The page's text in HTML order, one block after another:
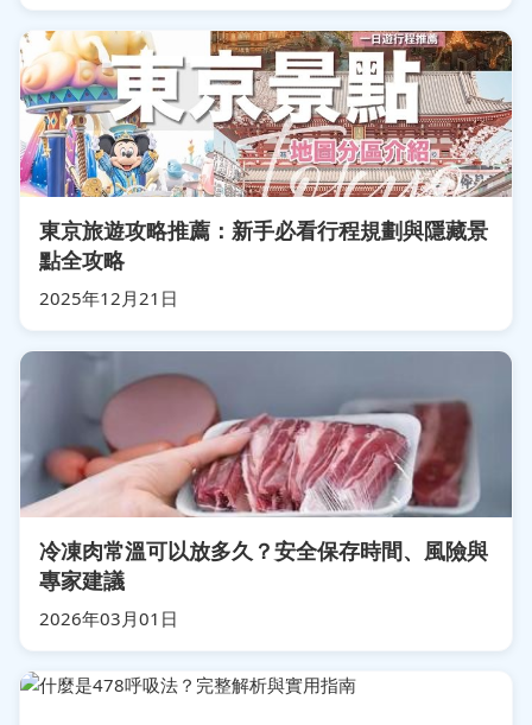
東京旅遊攻略推薦：新手必看行程規劃與隱藏景
點全攻略
2025年12月21日
冷凍肉常溫可以放多久？安全保存時間、風險與
專家建議
2026年03月01日